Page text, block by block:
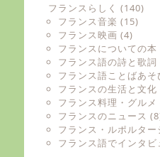
フランスらしく (140)
フランス音楽 (15)
フランス映画 (4)
フランスについての本
フランス語の詩と歌詞
フランス語ことばあそ
フランスの生活と文化
フランス料理・グルメ
フランスのニュース
フランス・ルポルター
フランス語でインタビ